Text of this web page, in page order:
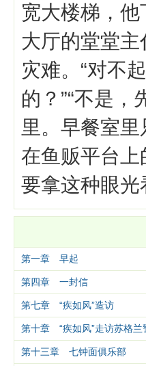
宽大楼梯，
大厅的堂堂
灾难。“对不
的？”“不是，
里。早餐室
在鱼贩平台
要拿这种眼
第一章 早起
第四章 一封信
第七章 “疾如风”造访
第十章 “疾如风”走访苏格兰
第十三章 七钟面俱乐部